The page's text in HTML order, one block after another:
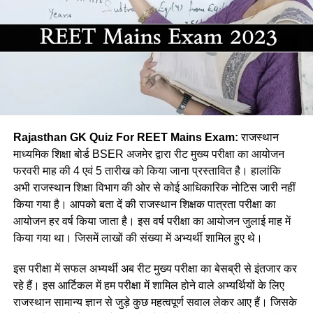
(a) भाषा का गतिशील होना
(b) भाषा का व्यवहारिक होना
Ans :- ©
Q. कौनसी विधि सबसे प्राथमिक भाषा उपागम
कहलाती है?
(a) अनुकरण विधि
(b)व्यतिरेकी विधि
(c) व्याकरण अनुवाद विधि
(d) तेरहताली नृत्य
Ans:- (a)
Q. बम नृत्य किस जिले का प्रसिद्ध है?
(a) कोटा
(b) जयपुर
(c) भरतपुर
(d) झालावाड़
Ans:- ©
Q. जयनारायण व्यास को किस नृत्य को प्रकाश में लाने का श्रेय दिया जाता
है?
Rajasthan GK Quiz For REET Mains Exam: राजस्थान
माध्यमिक शिक्षा बोर्ड BSER अजमेर द्वारा रीट मुख्य परीक्षा का आयोजन
फरवरी माह की 4 एवं 5 तारीख को किया जाना प्रस्तावित है। हालांकि
अभी राजस्थान शिक्षा विभाग की ओर से कोई आधिकारिक नोटिस जारी नहीं
किया गया है। आपको बता दें की राजस्थान शिक्षक पात्रता परीक्षा का
आयोजन हर वर्ष किया जाता है। इस वर्ष परीक्षा का आयोजन जुलाई माह में
किया गया था। जिसमें लाखों की संख्या में अभ्यर्थी शामिल हुए थे।
इस परीक्षा में सफल अभ्यर्थी अब रीट मुख्य परीक्षा का बेसब्री से इंतजार कर
रहे हैं। इस आर्टिकल में हम परीक्षा में शामिल होने वाले अभ्यर्थियों के लिए
राजस्थान सामान्य ज्ञान से जुड़े कुछ महत्वपूर्ण सवाल लेकर आए हैं। जिसके